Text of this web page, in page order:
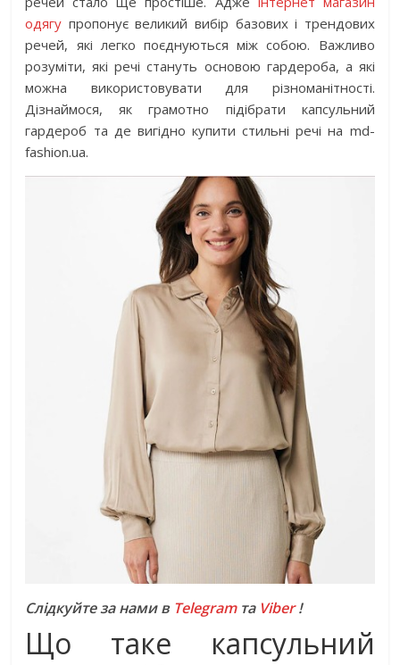
одягу пропонує великий вибір базових і трендових
речей, які легко поєднуються між собою. Важливо
розуміти, які речі стануть основою гардероба, а які
можна використовувати для різноманітності.
Дізнаймося, як грамотно підібрати капсульний
гардероб та де вигідно купити стильні речі на md-
fashion.ua.
Слідкуйте за нами в Telegramта Viber!
Що таке капсульний